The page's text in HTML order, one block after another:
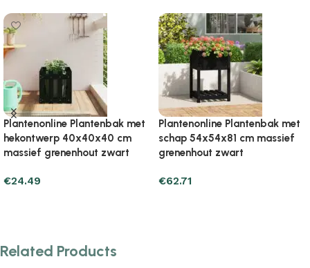
Plantenonline Plantenbak met
schap 82,5×34,5×81 cm
massief grenenhout zwart
€74.47
Plantenonline Plantenbak
verhoogd hekontwerp
150x30x30 cm grenenhout